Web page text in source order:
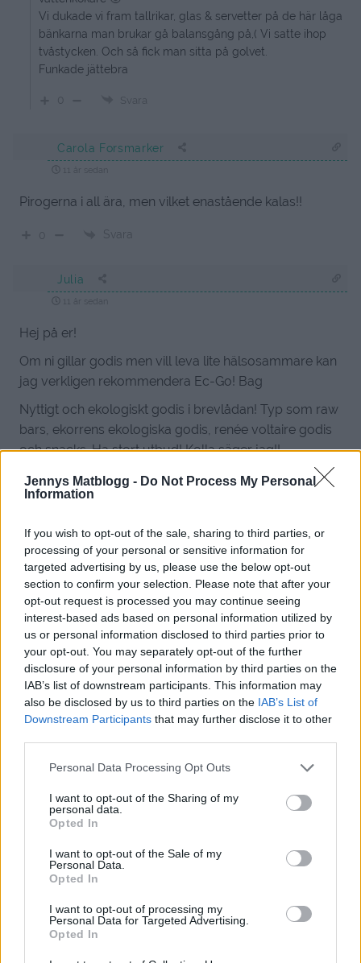
Jennys Matblogg - Do Not Process My Personal
Information
If you wish to opt-out of the sale, sharing to third parties, or
processing of your personal or sensitive information for
targeted advertising by us, please use the below opt-out
section to confirm your selection. Please note that after your
opt-out request is processed you may continue seeing
interest-based ads based on personal information utilized by
us or personal information disclosed to third parties prior to
your opt-out. You may separately opt-out of the further
disclosure of your personal information by third parties on the
IAB’s list of downstream participants. This information may
also be disclosed by us to third parties on the IAB’s List of
Downstream Participants that may further disclose it to other
Personal Data Processing Opt Outs
I want to opt-out of the Sharing of my
personal data.
Opted In
I want to opt-out of the Sale of my
Personal Data.
Opted In
I want to opt-out of processing my
Personal Data for Targeted Advertising.
Opted In
Vi dukade vi fram tallrikar, glas & servetter på de här låga
bänkarna man brukar gå balansgång på,( Vi satte ihop
tvåstycken. Och så fick man sitta på golvet.
Funkade jättebra
Svara
Carola Forsmarker
11 år sedan
Pirogerna i all ära, men vilket enastående kalas!!
Svara
Julia
11 år sedan
Hej på er!
Om ni gillar godis men vill leva lite hälsosammare kan
jag verkligen rekommendera Ec-Go! Bag
Nyttigt och ekologiskt godis i brevlådan! Typ som raw
bars, ekorrens ekologiska godis, renée voltaire godis
och snacks. Ha stort utbud! Kolla säger jag!!
http://www.ecgo.se
Julia
11 år sedan
Hej på er!
Om ni gillar godis men vill leva lite hälsosammare kan
jag verkligen rekommendera Ec-Go! Bag
Nyttigt och ekologiskt godis i brevlådan! Typ som raw
bars, ekorrens ekologiska godis, renée voltaire godis
och snacks. Kolla länken nedanför 🙂
Åsa
11 år sedan
Hej och tack för en superbra blogg. Jag har fått så
många bra tips genom dig, både vad det gäller mat
och inredning. Så kul att du skriver vart du köper saker
och ännu roligare att det inte är i dyra affärer du